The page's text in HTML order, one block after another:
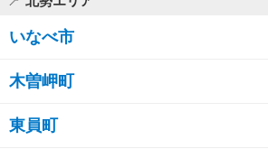
いなべ市
木曽岬町
東員町